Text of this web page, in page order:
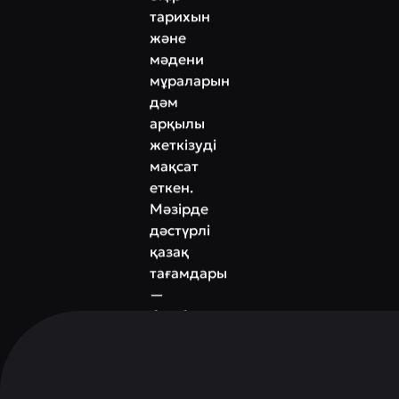
тарихын
және
мәдени
мұраларын
дәм
арқылы
жеткізуді
мақсат
еткен.
Мәзірде
дәстүрлі
қазақ
тағамдары
—
бешбармақ,